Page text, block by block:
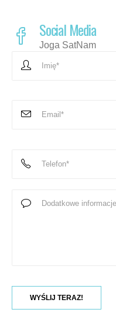
Social Media
Joga SatNam